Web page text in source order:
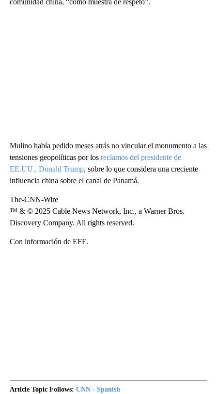
comunidad china, “como muestra de respeto”.
Mulino había pedido meses atrás no vincular el monumento a las
tensiones geopolíticas por los reclamos del presidente de
EE.UU., Donald Trump, sobre lo que considera una creciente
influencia china sobre el canal de Panamá.
The-CNN-Wire
™ & © 2025 Cable News Network, Inc., a Warner Bros.
Discovery Company. All rights reserved.
Con información de EFE.
Article Topic Follows: CNN - Spanish